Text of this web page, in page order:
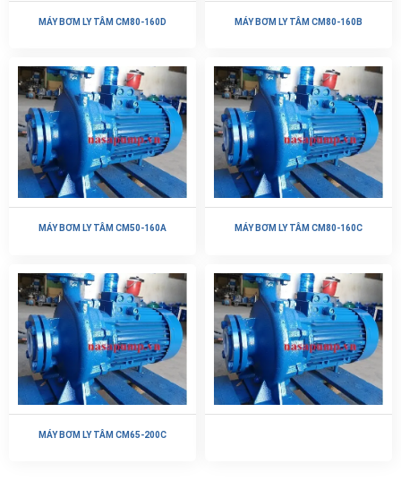
MÁY BƠM LY TÂM CM80-160D MÁY BƠM LY TÂM CM80-160B
MÁY BƠM LY TÂM CM50-160A MÁY BƠM LY TÂM CM80-160C
MÁY BƠM LY TÂM CM65-200C